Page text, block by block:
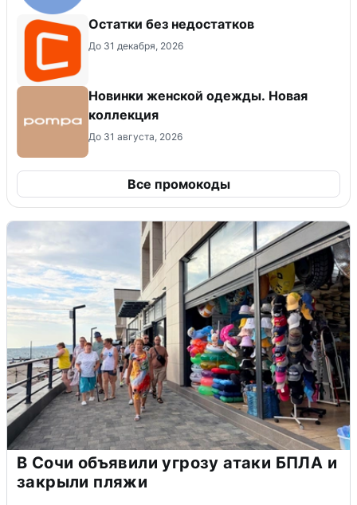
Остатки без недостатков
До 31 декабря, 2026
Новинки женской одежды. Новая
коллекция
До 31 августа, 2026
Все промокоды
В Сочи объявили угрозу атаки БПЛА и
закрыли пляжи